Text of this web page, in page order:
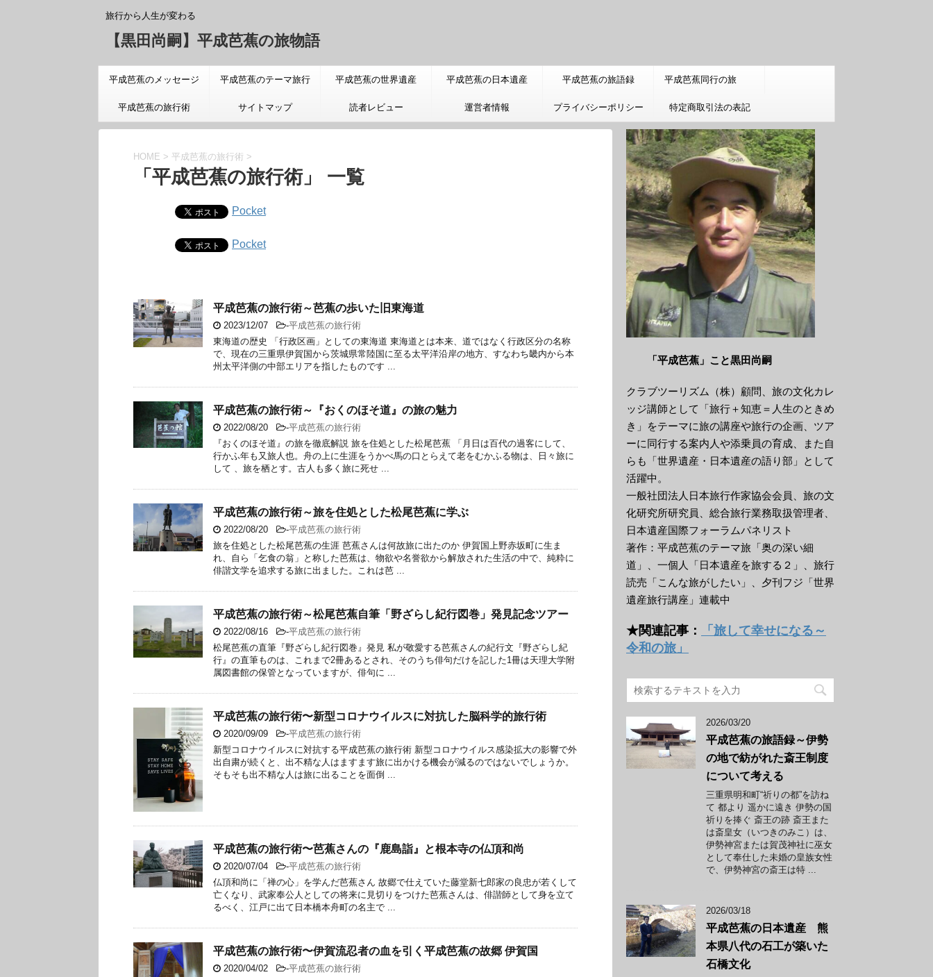
旅行から人生が変わる
【黒田尚嗣】平成芭蕉の旅物語
平成芭蕉のメッセージ
「旅についての真実」
平成芭蕉のテーマ旅行 平成芭蕉の世界遺産 平成芭蕉の日本遺産 平成芭蕉の旅語録 平成芭蕉同行の旅
平成芭蕉の旅行術 サイトマップ 読者レビュー 運営者情報 プライバシーポリシー 特定商取引法の表記
HOME > 平成芭蕉の旅行術 >
「平成芭蕉の旅行術」 一覧
Pocket
Pocket
平成芭蕉の旅行術～芭蕉の歩いた旧東海道
2023/12/07 -平成芭蕉の旅行術
東海道の歴史 「行政区画」としての東海道 東海道とは本来、道ではなく行政区分の名称
で、現在の三重県伊賀国から茨城県常陸国に至る太平洋沿岸の地方、すなわち畿内から本
州太平洋側の中部エリアを指したものです ...
平成芭蕉の旅行術～『おくのほそ道』の旅の魅力
2022/08/20 -平成芭蕉の旅行術
『おくのほそ道』の旅を徹底解説 旅を住処とした松尾芭蕉 「月日は百代の過客にして、
行かふ年も又旅人也。舟の上に生涯をうかべ馬の口とらえて老をむかふる物は、日々旅に
して 、旅を栖とす。古人も多く旅に死せ ...
平成芭蕉の旅行術～旅を住処とした松尾芭蕉に学ぶ
2022/08/20 -平成芭蕉の旅行術
旅を住処とした松尾芭蕉の生涯 芭蕉さんは何故旅に出たのか 伊賀国上野赤坂町に生ま
れ、自ら「乞食の翁」と称した芭蕉は、物欲や名誉欲から解放された生活の中で、純粋に
俳諧文学を追求する旅に出ました。これは芭 ...
平成芭蕉の旅行術～松尾芭蕉自筆「野ざらし紀行図巻」発見記念ツアー
2022/08/16 -平成芭蕉の旅行術
松尾芭蕉の直筆『野ざらし紀行図巻』発見 私が敬愛する芭蕉さんの紀行文『野ざらし紀
行』の直筆ものは、これまで2冊あるとされ、そのうち俳句だけを記した1冊は天理大学附
属図書館の保管となっていますが、俳句に ...
平成芭蕉の旅行術〜新型コロナウイルスに対抗した脳科学的旅行術
2020/09/09 -平成芭蕉の旅行術
新型コロナウイルスに対抗する平成芭蕉の旅行術 新型コロナウイルス感染拡大の影響で外
出自粛が続くと、出不精な人はますます旅に出かける機会が減るのではないでしょうか。
そもそも出不精な人は旅に出ることを面倒 ...
平成芭蕉の旅行術〜芭蕉さんの『鹿島詣』と根本寺の仏頂和尚
2020/07/04 -平成芭蕉の旅行術
仏頂和尚に「禅の心」を学んだ芭蕉さん 故郷で仕えていた藤堂新七郎家の良忠が若くして
亡くなり、武家奉公人としての将来に見切りをつけた芭蕉さんは、俳諧師として身を立て
るべく、江戸に出て日本橋本舟町の名主で ...
平成芭蕉の旅行術〜伊賀流忍者の血を引く平成芭蕉の故郷 伊賀国
2020/04/02 -平成芭蕉の旅行術
「平成芭蕉」こと黒田尚嗣
クラブツーリズム（株）顧問、旅の文化カレ
ッジ講師として「旅行＋知恵＝人生のときめ
き」をテーマに旅の講座や旅行の企画、ツア
ーに同行する案内人や添乗員の育成、また自
らも「世界遺産・日本遺産の語り部」として
活躍中。
一般社団法人日本旅行作家協会会員、旅の文
化研究所研究員、総合旅行業務取扱管理者、
日本遺産国際フォーラムパネリスト
著作：平成芭蕉のテーマ旅「奥の深い細
道」、一個人「日本遺産を旅する２」、旅行
読売「こんな旅がしたい」、夕刊フジ「世界
遺産旅行講座」連載中
★関連記事：
「旅して幸せになる～
令和の旅」
2026/03/20
平成芭蕉の旅語録～伊勢
の地で紡がれた斎王制度
について考える
三重県明和町“祈りの都”を訪ね
て 都より 遥かに遠き 伊勢の国
祈りを捧ぐ 斎王の跡 斎王また
は斎皇女（いつきのみこ）は、
伊勢神宮または賀茂神社に巫女
として奉仕した未婚の皇族女性
で、伊勢神宮の斎王は特 ...
2026/03/18
平成芭蕉の日本遺産 熊
本県八代の石工が築いた
石橋文化